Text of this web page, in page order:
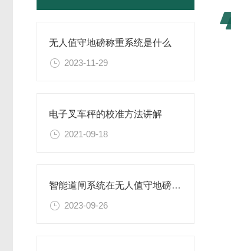
无人值守地磅称重系统是什么
2023-11-29
电子叉车秤的校准方法讲解
2021-09-18
智能道闸系统在无人值守地磅中的作用
2023-09-26